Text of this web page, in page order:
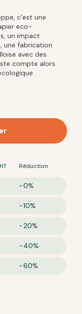
c’est une
eco-
un impact
une fabrication
avec des
compte alors
Réduction
0%
10%
20%
40%
60%